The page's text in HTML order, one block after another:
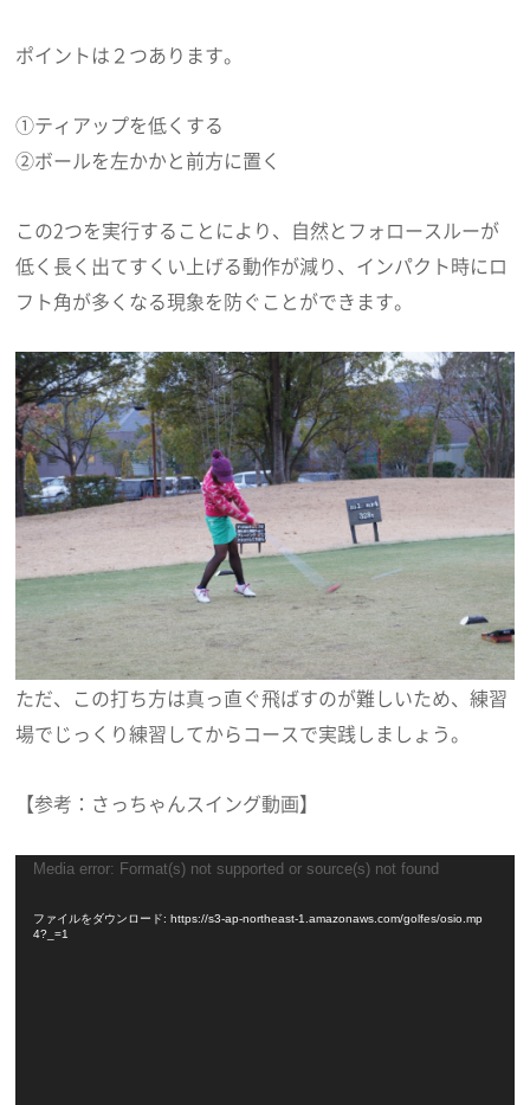
ポイントは２つあります。
①ティアップを低くする
②ボールを左かかと前方に置く
この2つを実行することにより、自然とフォロースルーが
低く長く出てすくい上げる動作が減り、インパクト時にロ
フト角が多くなる現象を防ぐことができます。
ただ、この打ち方は真っ直ぐ飛ばすのが難しいため、練習
場でじっくり練習してからコースで実践しましょう。
【参考：さっちゃんスイング動画】
Media error: Format(s) not supported or source(s) not found
ファイルをダウンロード: https://s3-ap-northeast-1.amazonaws.com/golfes/osio.mp
4?_=1